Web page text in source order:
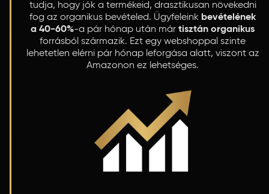
tudja, hogy jók a termékeid, drasztikusan növekedni
fog az organikus bevételed. Ügyfeleink bevételének
a 40-60%-a pár hónap után már tisztán organikus
forrásból származik. Ezt egy webshoppal szinte
lehetetlen elérni pár hónap leforgása alatt, viszont az
Amazonon ez lehetséges.